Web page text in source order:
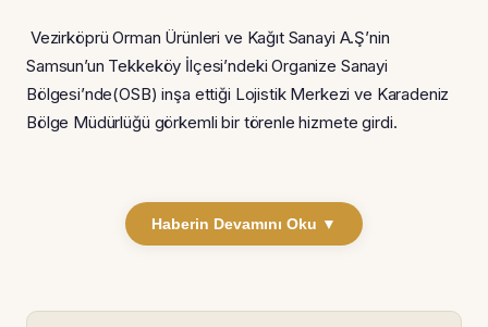
Vezirköprü Orman Ürünleri ve Kağıt Sanayi A.Ş’nin
Samsun’un Tekkeköy İlçesi’ndeki Organize Sanayi
Bölgesi’nde(OSB) inşa ettiği Lojistik Merkezi ve Karadeniz
Bölge Müdürlüğü görkemli bir törenle hizmete girdi.
Haberin Devamını Oku ▼